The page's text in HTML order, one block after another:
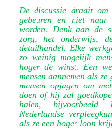
De discussie draait
gebeuren en niet naar
worden. Denk aan de
zorg, het onderwijs,
detailhandel. Elke
zo weinig mogelijk
hoger de winst. Een
mensen aannemen als
mensen opjagen om
doen of hij zal
halen, bijvoorbeeld
Nederlandse
als ze een hoger loon